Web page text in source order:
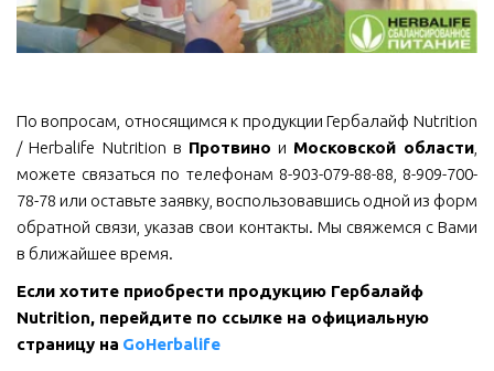
По вопросам, относящимся к продукции Гербалайф Nutrition
/ Herbalife Nutrition в Протвино и Московской области
можете связаться по телефонам 8-903-079-88-88, 8-909-700-
78-78 или оставьте заявку, воспользовавшись одной из форм
обратной связи, указав свои контакты. Мы свяжемся с Вами
в ближайшее время.
Если хотите приобрести продукцию Гербалайф
Nutrition, перейдите по ссылке на официальную
страницу на GoHerbalife